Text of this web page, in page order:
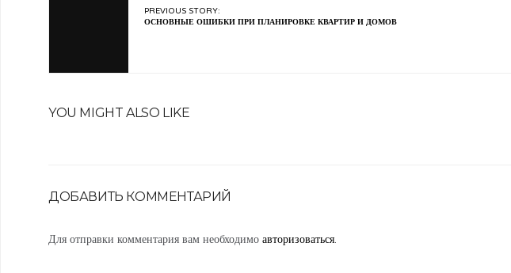
PREVIOUS STORY:
ОСНОВНЫЕ ОШИБКИ ПРИ ПЛАНИРОВКЕ КВАРТИР И ДОМОВ
YOU MIGHT ALSO LIKE
ДОБАВИТЬ КОММЕНТАРИЙ
Для отправки комментария вам необходимо авторизоваться.